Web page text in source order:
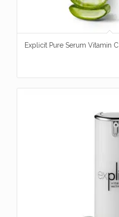
Explicit Pure Serum Vitamin C